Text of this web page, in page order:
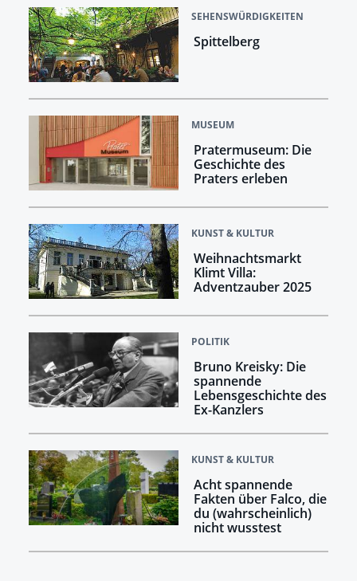
SEHENSWÜRDIGKEITEN
Spittelberg
MUSEUM
Pratermuseum: Die
Geschichte des
Praters erleben
KUNST & KULTUR
Weihnachtsmarkt
Klimt Villa:
Adventzauber 2025
POLITIK
Bruno Kreisky: Die
spannende
Lebensgeschichte des
Ex-Kanzlers
KUNST & KULTUR
Acht spannende
Fakten über Falco, die
du (wahrscheinlich)
nicht wusstest